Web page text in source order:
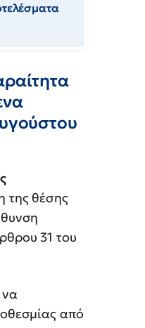
της θέσης
31 του
να
από